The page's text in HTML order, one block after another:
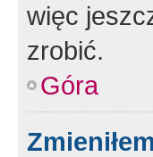
więc
zrobić.
Góra